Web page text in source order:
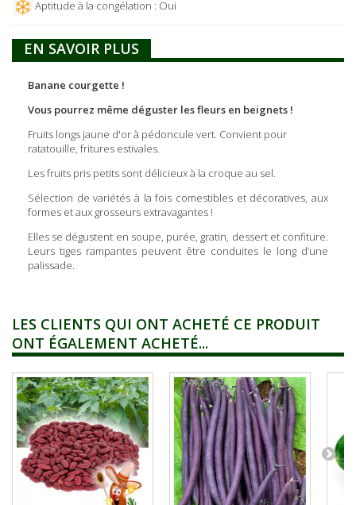
Aptitude à la congélation : Oui
EN SAVOIR PLUS
Banane courgette !
Vous pourrez même déguster les fleurs en beignets !
Fruits longs jaune d'or à pédoncule vert. Convient pour
ratatouille, fritures estivales.
Les fruits pris petits sont délicieux à la croque au sel.
Sélection de variétés à la fois comestibles et décoratives, aux
formes et aux grosseurs extravagantes !
Elles se dégustent en soupe, purée, gratin, dessert et confiture.
Leurs tiges rampantes peuvent être conduites le long d’une
palissade.
LES CLIENTS QUI ONT ACHETÉ CE PRODUIT
ONT ÉGALEMENT ACHETÉ...